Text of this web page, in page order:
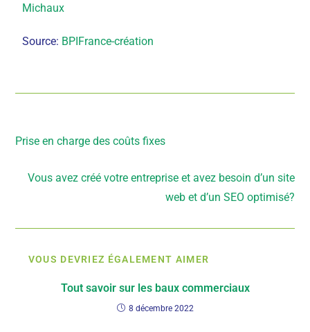
Michaux
Source: BPIFrance-création
Prise en charge des coûts fixes
Vous avez créé votre entreprise et avez besoin d’un site
web et d’un SEO optimisé?
VOUS DEVRIEZ ÉGALEMENT AIMER
Tout savoir sur les baux commerciaux
8 décembre 2022